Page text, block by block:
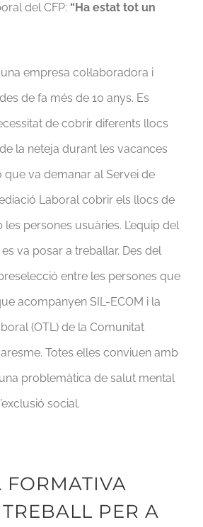
del CFP: “Ha estat tot un
empresa col·laboradora i
de fa més de 10 anys. Es
de cobrir diferents llocs
la neteja durant les vacances
que va demanar al Servei de
Laboral cobrir els llocs de
persones usuàries. L’equip del
va posar a treballar. Des del
entre les persones que
acompanyen SIL-ECOM i la
(OTL) de la Comunitat
Totes elles conviuen amb
problemàtica de salut mental
social.
FORMATIVA
PER A